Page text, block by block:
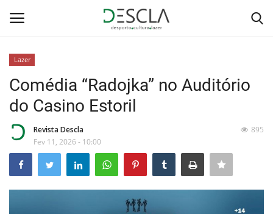
Home
...by Descla
Desporto
Lazer
Comédia “Radojka” no Auditório
do Casino Estoril
Revista Descla
Fev 11, 2026 - 10:00
895